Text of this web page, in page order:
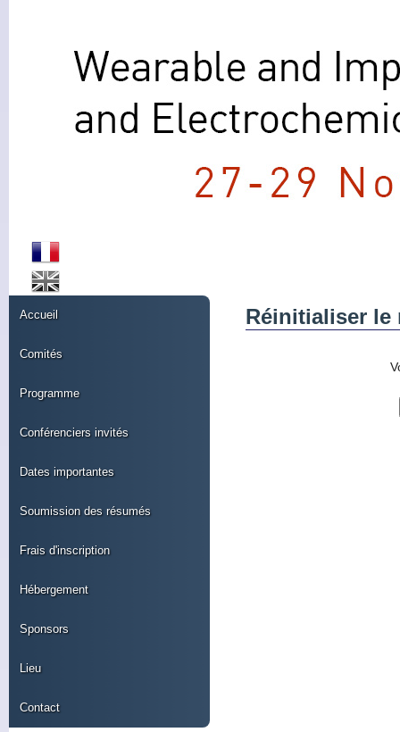
Accueil
Comités
Programme
Conférenciers invités
Dates importantes
Soumission des résumés
Frais d'inscription
Hébergement
Sponsors
Lieu
Contact
Réinitialiser le